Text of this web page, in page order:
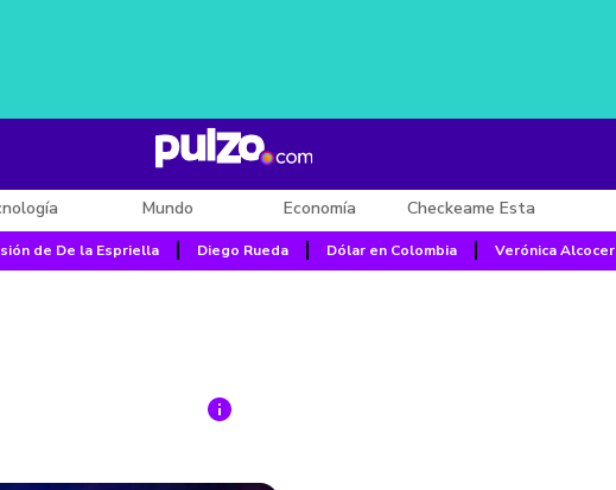
Mundo Economía Checkeame Esta
de De la Espriella Diego Rueda Dólar en Colombia Verónica Alcocer